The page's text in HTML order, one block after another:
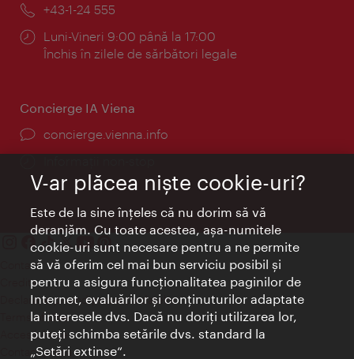
Telefon:
+43-1-24 555
Program:
Luni-Vineri 9:00 până la 17:00
Închis în zilele de sărbători legale
Concierge IA Viena
concierge.vienna.info
Contact
Credits
Declaraţie privind protecţia datelor
Terms of Use
Accesibilitate
Contact presa
V-ar plăcea nişte cookie-uri?
Este de la sine înţeles că nu dorim să vă
deranjăm. Cu toate acestea, aşa-numitele
cookie-uri sunt necesare pentru a ne permite
să vă oferim cel mai bun serviciu posibil şi
pentru a asigura funcţionalitatea paginilor de
Internet, evaluărilor şi conţinuturilor adaptate
la interesele dvs. Dacă nu doriţi utilizarea lor,
puteţi schimba setările dvs. standard la
„Setări extinse“.